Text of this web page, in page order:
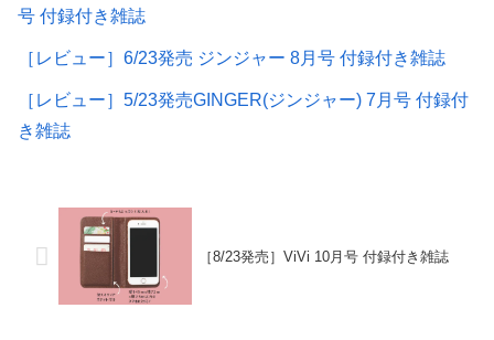
号 付録付き雑誌
［レビュー］6/23発売 ジンジャー 8月号 付録付き雑誌
［レビュー］5/23発売GINGER(ジンジャー) 7月号 付録付
き雑誌
［8/23発売］ViVi 10月号 付録付き雑誌